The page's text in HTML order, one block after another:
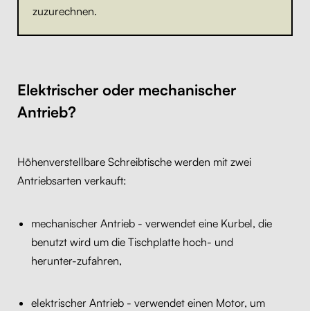
zuzurechnen.
Elektrischer oder mechanischer
Antrieb?
Höhenverstellbare Schreibtische werden mit zwei
Antriebsarten verkauft:
mechanischer Antrieb - verwendet eine Kurbel, die
benutzt wird um die Tischplatte hoch- und
herunter-zufahren,
elektrischer Antrieb - verwendet einen Motor, um